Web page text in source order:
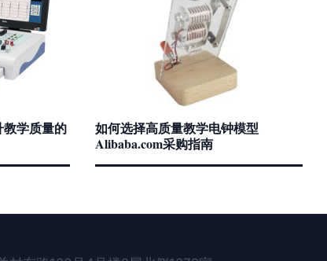
学质量的
如何选择高质量教学电钟模型
Alibaba.com采购指南